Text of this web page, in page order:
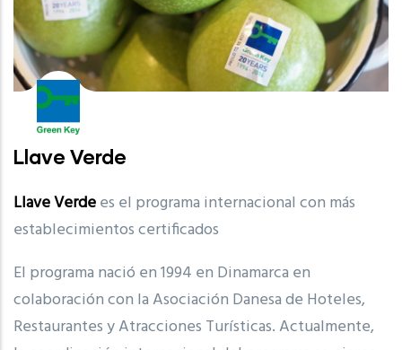
Llave Verde
Llave Verdees el programa internacional con más
establecimientos certificados
El programa nació en 1994 en Dinamarca en
colaboración con la Asociación Danesa de Hoteles,
Restaurantes y Atracciones Turísticas. Actualmente,